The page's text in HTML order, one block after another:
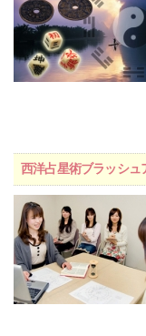
西洋占星術ブラッシ